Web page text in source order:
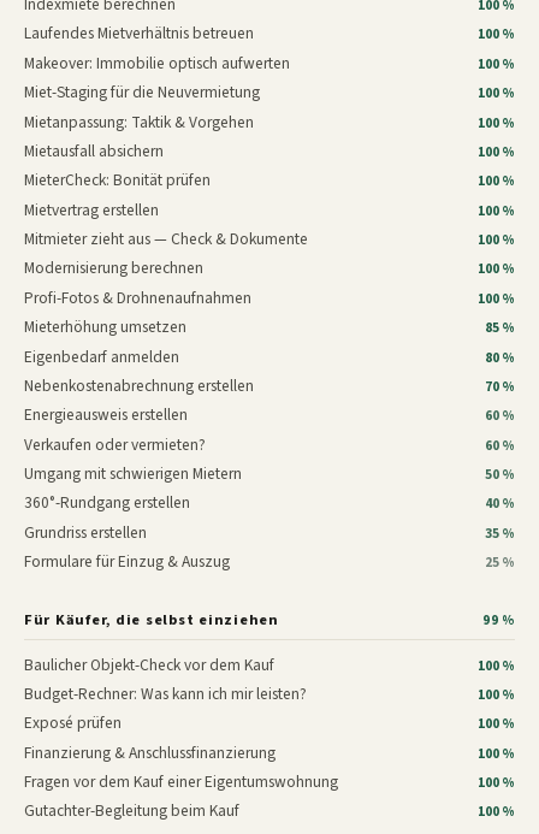
100 %
Laufendes Mietverhältnis betreuen 100 %
Makeover: Immobilie optisch aufwerten 100 %
Miet-Staging für die Neuvermietung 100 %
Mietanpassung: Taktik & Vorgehen 100 %
Mietausfall absichern 100 %
MieterCheck: Bonität prüfen 100 %
Mietvertrag erstellen 100 %
Mitmieter zieht aus — Check & Dokumente 100 %
Modernisierung berechnen 100 %
Profi-Fotos & Drohnenaufnahmen 100 %
Mieterhöhung umsetzen 85 %
Eigenbedarf anmelden 80 %
Nebenkostenabrechnung erstellen 70 %
Energieausweis erstellen 60 %
Verkaufen oder vermieten? 60 %
Umgang mit schwierigen Mietern 50 %
360°-Rundgang erstellen 40 %
Grundriss erstellen 35 %
Formulare für Einzug & Auszug 25 %
Für Käufer, die selbst einziehen 99 %
Baulicher Objekt-Check vor dem Kauf 100 %
Budget-Rechner: Was kann ich mir leisten? 100 %
Exposé prüfen 100 %
Finanzierung & Anschlussfinanzierung 100 %
Fragen vor dem Kauf einer Eigentumswohnung 100 %
Gutachter-Begleitung beim Kauf 100 %